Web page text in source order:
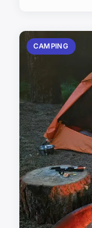
CAMPING